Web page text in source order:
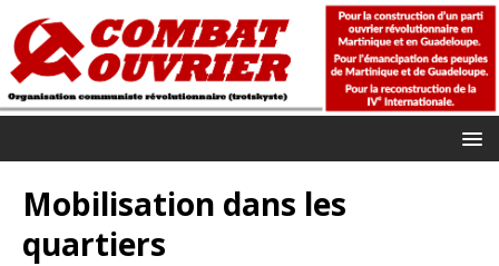
Mobilisation dans les
quartiers